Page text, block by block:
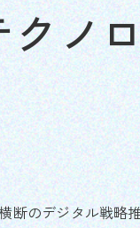
ノ
断のデジタル戦略